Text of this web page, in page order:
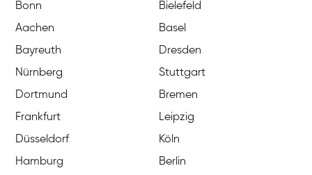
Bonn
Bielefeld
Aachen
Basel
Bayreuth
Dresden
Nürnberg
Stuttgart
Dortmund
Bremen
Frankfurt
Leipzig
Düsseldorf
Köln
Hamburg
Berlin